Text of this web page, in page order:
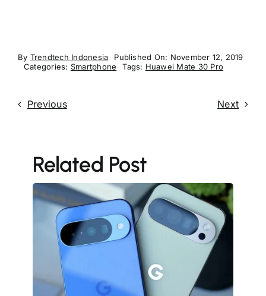
By Trendtech Indonesia
Published On: November 12, 2019
Categories: Smartphone Tags: Huawei Mate 30 Pro
Previous Next
Related Post